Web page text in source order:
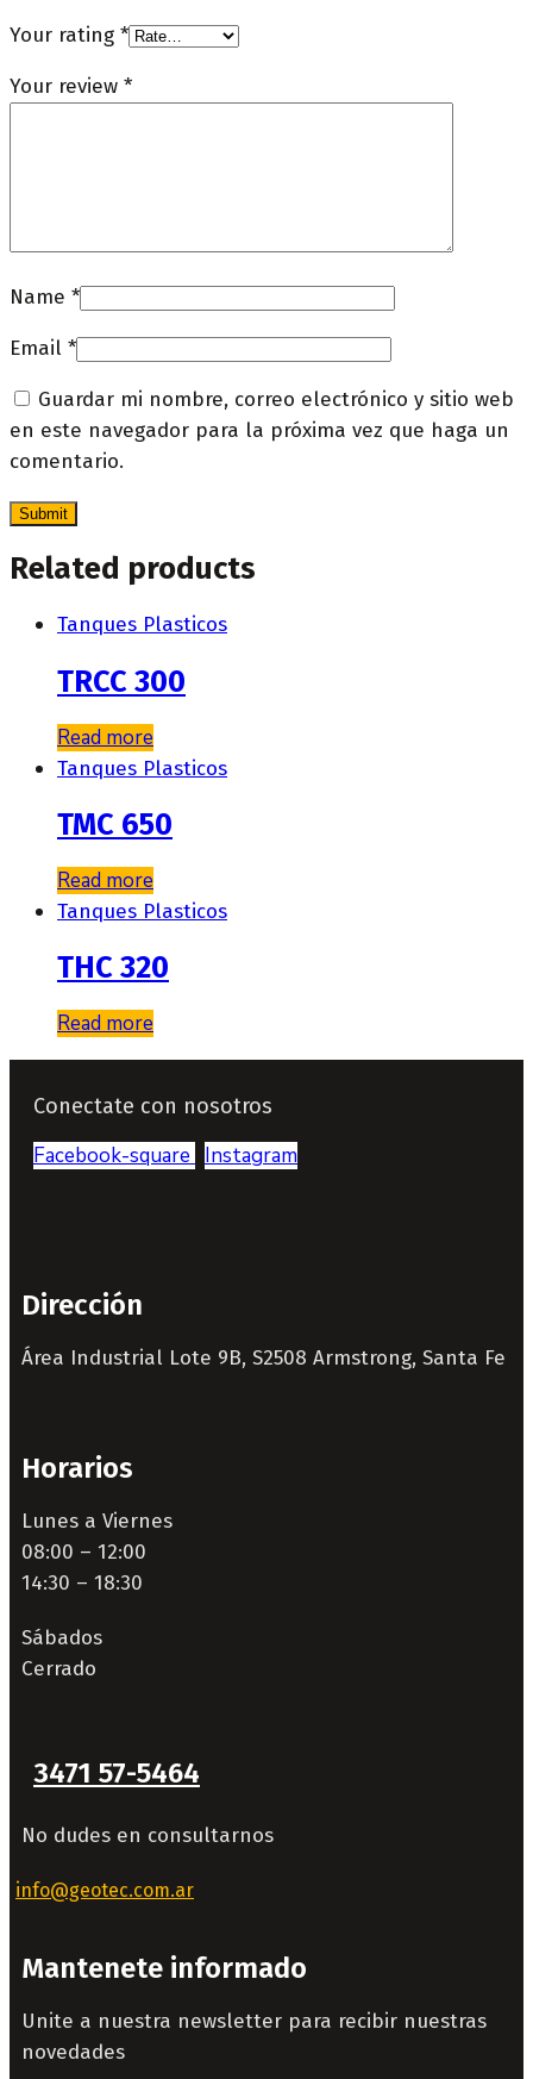
Your rating *
Your review *
Name *
Email *
Guardar mi nombre, correo electrónico y sitio web
en este navegador para la próxima vez que haga un
comentario.
Related products
Tanques Plasticos
TRCC 300
Read more
Tanques Plasticos
TMC 650
Read more
Tanques Plasticos
THC 320
Read more
Conectate con nosotros
Facebook-square Instagram
Dirección
Área Industrial Lote 9B, S2508 Armstrong, Santa Fe
Horarios
Lunes a Viernes
08:00 – 12:00
14:30 – 18:30
Sábados
Cerrado
3471 57-5464
No dudes en consultarnos
info@geotec.com.ar
Mantenete informado
Unite a nuestra newsletter para recibir nuestras
novedades